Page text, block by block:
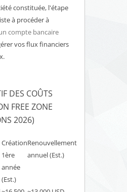
constituée, l'étape
à procéder à
compte bancaire
vos flux financiers
DES COÛTS
FREE ZONE
2026)
Création
1ère
année
(Est.)
Renouvellement
annuel (Est.)